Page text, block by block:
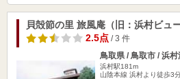
貝殻節の里 旅風庵（旧：浜村ビュ
2.5点/ 3 件
鳥取県 / 鳥取市 / 浜村
浜村駅181m
山陰本線 浜村より徒歩3